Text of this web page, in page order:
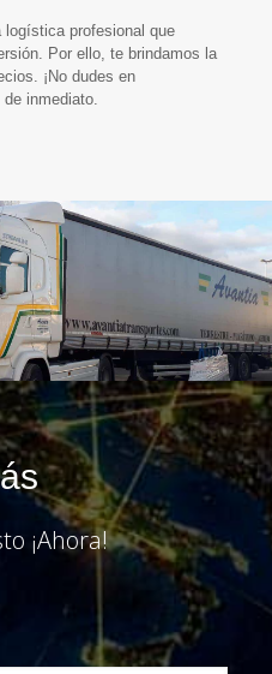
logística profesional que
Por ello, te brindamos la
¡No dudes en
inmediato.
¡Ahora!